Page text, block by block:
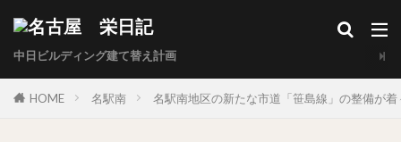
中日ビルディング建て替え計画
HOME 名駅南 名駅南地区の新たな市道「笹島線」の整備が